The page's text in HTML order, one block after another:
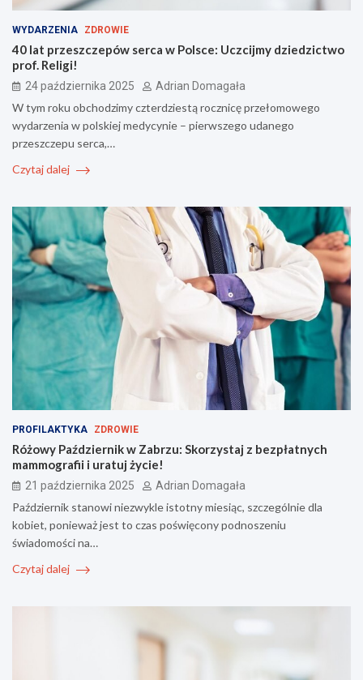
WYDARZENIA ZDROWIE
40 lat przeszczepów serca w Polsce: Uczcijmy dziedzictwo
prof. Religi!
24 października 2025 Adrian Domagała
W tym roku obchodzimy czterdziestą rocznicę przełomowego
wydarzenia w polskiej medycynie – pierwszego udanego
przeszczepu serca,…
Czytaj dalej
PROFILAKTYKA ZDROWIE
Różowy Październik w Zabrzu: Skorzystaj z bezpłatnych
mammografii i uratuj życie!
21 października 2025 Adrian Domagała
Październik stanowi niezwykle istotny miesiąc, szczególnie dla
kobiet, ponieważ jest to czas poświęcony podnoszeniu
świadomości na…
Czytaj dalej